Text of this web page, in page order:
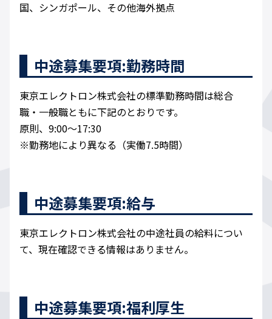
国、シンガポール、その他海外拠点
中途募集要項:勤務時間
東京エレクトロン株式会社の標準勤務時間は総合
職・一般職ともに下記のとおりです。
原則、9:00～17:30
※勤務地により異なる（実働7.5時間）
中途募集要項:給与
東京エレクトロン株式会社の中途社員の給料につい
て、現在確認できる情報はありません。
中途募集要項:福利厚生